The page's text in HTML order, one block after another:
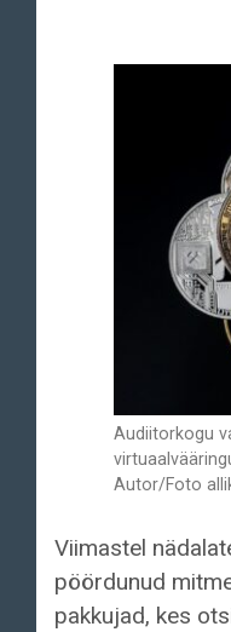
Audiitorkogu
Autor/Foto
Viimastel
pöördunud
pakkujad, kes